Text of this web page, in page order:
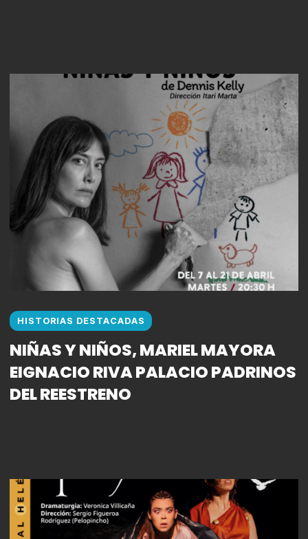
HISTORIAS DESTACADAS
NIÑAS Y NIÑOS, MARIEL MAYORA
EIGNACIO RIVA PALACIO PADRINOS
DEL REESTRENO